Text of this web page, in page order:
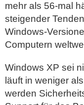
mehr als 56-mal
steigender
Windows-
Computern
Windows XP sei
läuft in weniger
werden